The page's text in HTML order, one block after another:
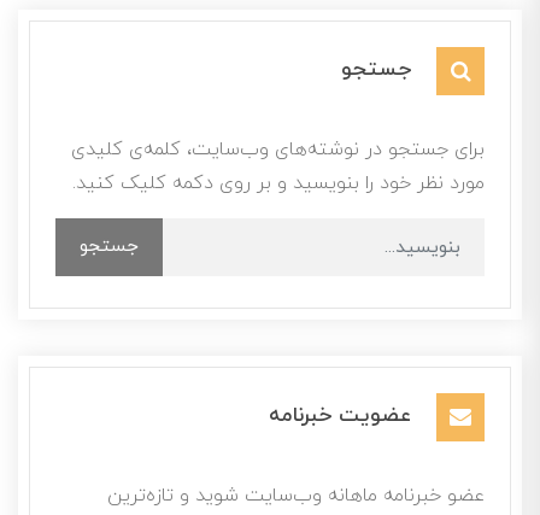
جستجو
برای جستجو در نوشته‌های وب‌سایت، کلمه‌ی کلیدی
مورد نظر خود را بنویسید و بر روی دکمه کلیک کنید.
جستجو
عضویت خبرنامه
عضو خبرنامه ماهانه وب‌سایت شوید و تازه‌ترین